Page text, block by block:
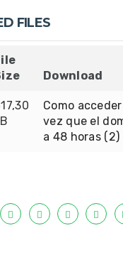
FILES
Download
Como
vez que el
a 48 horas (2)